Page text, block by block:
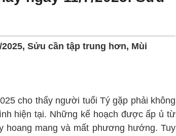
Sửu cần tập trung hơn, Mùi
cho thấy người tuổi Tý gặp phải không
hiện tại. Những kế hoạch được ấp ủ từ
hoang mang và mất phương hướng. Tuy